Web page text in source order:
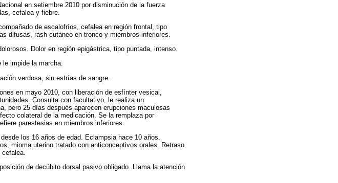
en setiembre 2010 por disminución de la fuerza
cefalea y fiebre.
de escalofríos, cefalea en región frontal, tipo
difusas, rash cutáneo en tronco y miembros inferiores.
Dolor en región epigástrica, tipo puntada, intenso.
le impide la marcha.
verdosa, sin estrías de sangre.
en mayo 2010, con liberación de esfínter vesical,
Consulta con facultativo, le realiza un
pero 25 días después aparecen erupciones maculosas
colateral de la medicación. Se la remplaza por
parestesias en miembros inferiores.
los 16 años de edad. Eclampsia hace 10 años.
mioma uterino tratado con anticonceptivos orales. Retraso
de decúbito dorsal pasivo obligado. Llama la atención